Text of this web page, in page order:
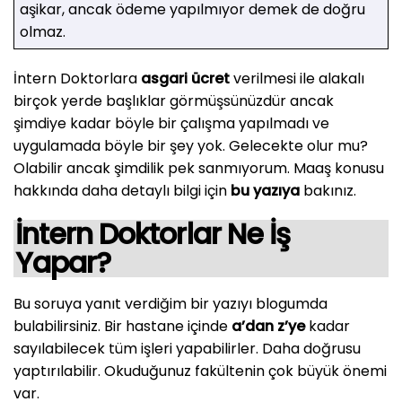
aşikar, ancak ödeme yapılmıyor demek de doğru
olmaz.
İntern Doktorlara asgari ücretverilmesi ile alakalı
birçok yerde başlıklar görmüşsünüzdür ancak
şimdiye kadar böyle bir çalışma yapılmadı ve
uygulamada böyle bir şey yok. Gelecekte olur mu?
Olabilir ancak şimdilik pek sanmıyorum. Maaş konusu
hakkında daha detaylı bilgi için bu yazıya bakınız.
İntern Doktorlar Ne İş
Yapar?
Bu soruya yanıt verdiğim bir yazıyı blogumda
bulabilirsiniz. Bir hastane içinde a’dan z’yekadar
sayılabilecek tüm işleri yapabilirler. Daha doğrusu
yaptırılabilir. Okuduğunuz fakültenin çok büyük önemi
var.